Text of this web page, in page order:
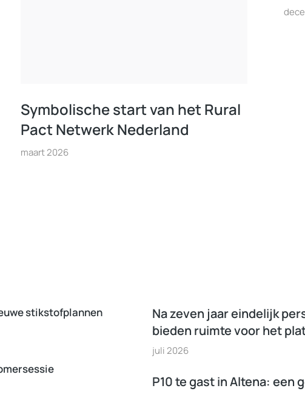
Symbolische start van het Rural
Pact Netwerk Nederland
maart 2026
stikstofplannen
Na zeven jaar eindelijk
bieden ruimte voor het
juli 2026
P10 te gast in Altena: een